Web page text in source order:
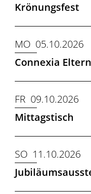
Krönungsfest
MO 05.10.2026
Connexia
FR 09.10.2026
Mittagstisch
SO 11.10.2026